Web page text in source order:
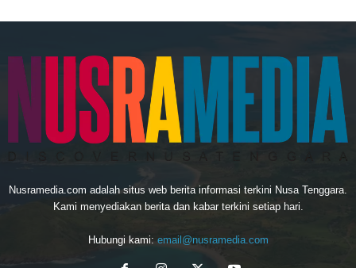
Nusramedia.com adalah situs web berita informasi terkini Nusa Tenggara.
Kami menyediakan berita dan kabar terkini setiap hari.
Hubungi kami: email@nusramedia.com